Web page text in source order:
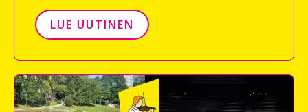
LUE UUTINEN